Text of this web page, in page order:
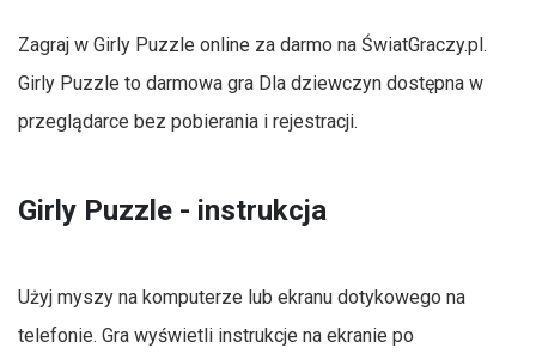
Zagraj w Girly Puzzle online za darmo na ŚwiatGraczy.pl.
Girly Puzzle to darmowa gra Dla dziewczyn dostępna w
przeglądarce bez pobierania i rejestracji.
Girly Puzzle - instrukcja
Użyj myszy na komputerze lub ekranu dotykowego na
telefonie. Gra wyświetli instrukcje na ekranie po